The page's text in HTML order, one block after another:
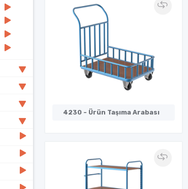
4230 - Ürün Taşıma Arabası